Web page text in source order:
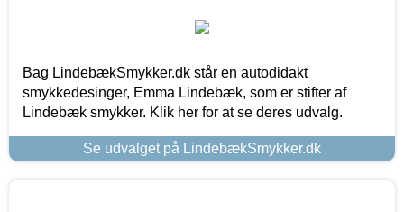
Bag LindebækSmykker.dk står en autodidakt
smykkedesinger, Emma Lindebæk, som er stifter af
Lindebæk smykker. Klik her for at se deres udvalg.
Se udvalget på LindebækSmykker.dk